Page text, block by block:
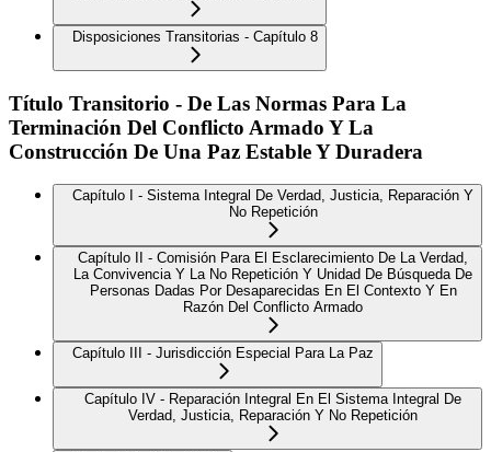
Disposiciones Transitorias - Capítulo 8
Título Transitorio - De Las Normas Para La
Terminación Del Conflicto Armado Y La
Construcción De Una Paz Estable Y Duradera
Capítulo I - Sistema Integral De Verdad, Justicia, Reparación Y
No Repetición
Capítulo II - Comisión Para El Esclarecimiento De La Verdad,
La Convivencia Y La No Repetición Y Unidad De Búsqueda De
Personas Dadas Por Desaparecidas En El Contexto Y En
Razón Del Conflicto Armado
Capítulo III - Jurisdicción Especial Para La Paz
Capítulo IV - Reparación Integral En El Sistema Integral De
Verdad, Justicia, Reparación Y No Repetición